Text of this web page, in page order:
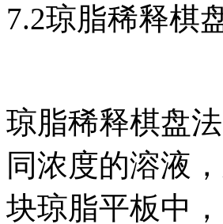
7.2琼脂稀释棋
琼脂稀释棋盘
同浓度的溶液
块琼脂平板中